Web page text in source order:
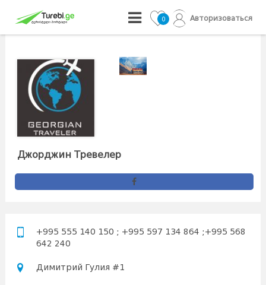
0 Авторизоваться
Джорджин Тревелер
+995 555 140 150 ; +995 597 134 864 ;+995 568
642 240
Димитрий Гулия #1